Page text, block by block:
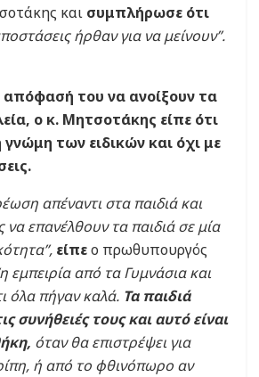
και συμπλήρωσε ότι
ήρθαν για να μείνουν”.
απόφασή του να ανοίξουν τα
ο κ. Μητσοτάκης είπε ότι
των ειδικών και όχι με
απέναντι στα παιδιά και
να επανέλθουν τα παιδιά σε μία
είπεο πρωθυπουργός
εμπειρία από τα Γυμνάσια και
όλα πήγαν καλά. Τα παιδιά
συνήθειές τους και αυτό είναι
όταν θα επιστρέψει για
ή από το φθινόπωρο αν